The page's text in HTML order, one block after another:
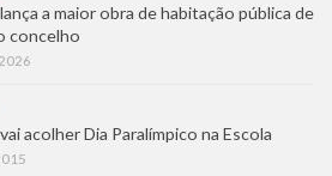
a maior obra de habitação pública de
concelho
acolher Dia Paralímpico na Escola